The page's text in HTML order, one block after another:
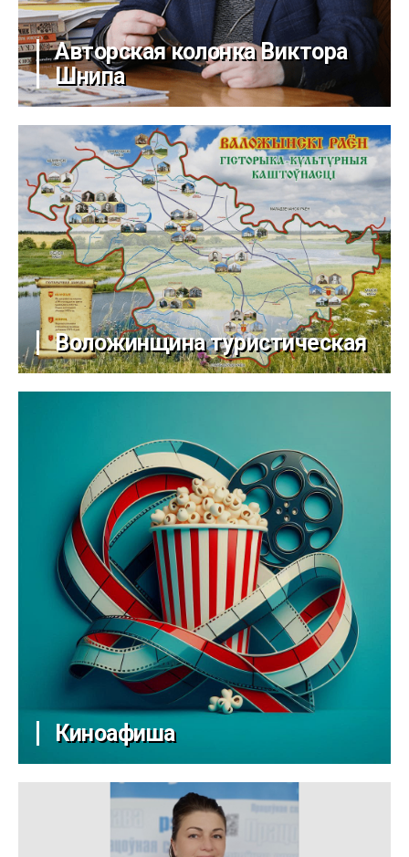
Авторская колонка Виктора
Шнипа
Воложинщина туристическая
Киноафиша